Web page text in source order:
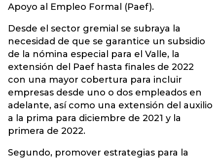
Apoyo al Empleo Formal (Paef).
Desde el sector gremial se subraya la
necesidad de que se garantice un subsidio
de la nómina especial para el Valle, la
extensión del Paef hasta finales de 2022
con una mayor cobertura para incluir
empresas desde uno o dos empleados en
adelante, así como una extensión del auxilio
a la prima para diciembre de 2021 y la
primera de 2022.
Segundo, promover estrategias para la